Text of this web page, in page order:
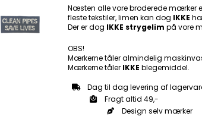
Mærke
antal
Næsten alle vore broderede mærker
fleste tekstiler, limen kan dog IKKE
Der er dog IKKE strygelim på vore
OBS!
Mærkerne tåler almindelig
Mærkerne tåler IKKE blegemiddel.
Dag til dag levering af
Fragt altid 49,-
Design selv mærker